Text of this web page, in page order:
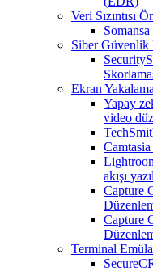
Veri Sızıntısı
Siber Güvenlik
Ekran
Yapay
video
Camtasia
akışı
Capture
Capture
Terminal